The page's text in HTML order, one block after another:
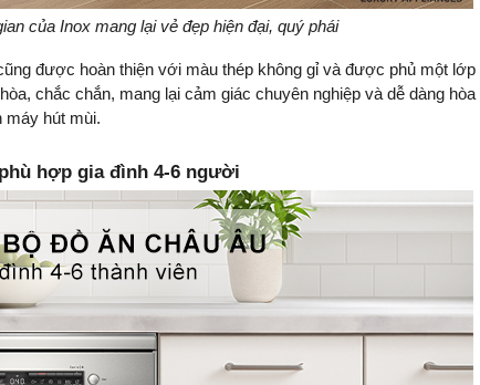
của Inox mang lại vẻ đẹp hiện đại, quý phái
được hoàn thiện với màu thép không gỉ và được phủ một lớp
chắc chắn, mang lại cảm giác chuyên nghiệp và dễ dàng hòa
máy hút mùi.
hợp gia đình 4-6 người